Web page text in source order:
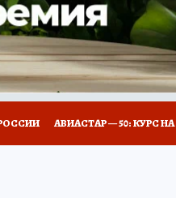
АВИАСТАР — 50: КУРС